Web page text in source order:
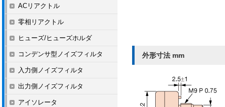
外形寸法 mm
ACリアクトル
零相リアクトル
ヒューズ/ヒューズホルダ
コンデンサ型ノイズフィルタ
入力側ノイズフィルタ
出力側ノイズフィルタ
アイソレータ